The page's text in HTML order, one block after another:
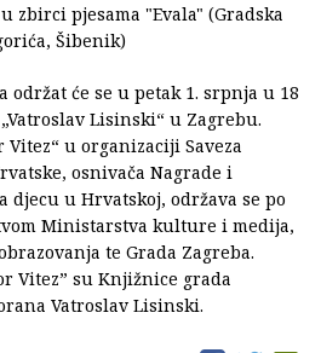
zbirci pjesama "Evala" (Gradska
Šibenik)
održat će se u petak 1. srpnja u 18
Lisinski“ u Zagrebu.
Vitez“ u organizaciji Saveza
osnivača Nagrade i
djecu u Hrvatskoj, održava se po
Ministarstva kulture i medija,
te Grada Zagreba.
Vitez” su Knjižnice grada
Vatroslav Lisinski.